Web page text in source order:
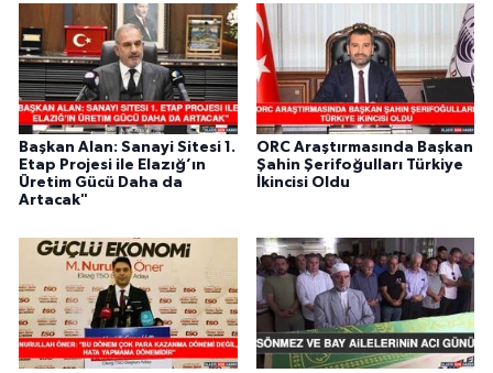
Başkan Alan: Sanayi Sitesi 1.
Etap Projesi ile Elazığ’ın
Üretim Gücü Daha da
Artacak"
ORC Araştırmasında Başkan
Şahin Şerifoğulları Türkiye
İkincisi Oldu